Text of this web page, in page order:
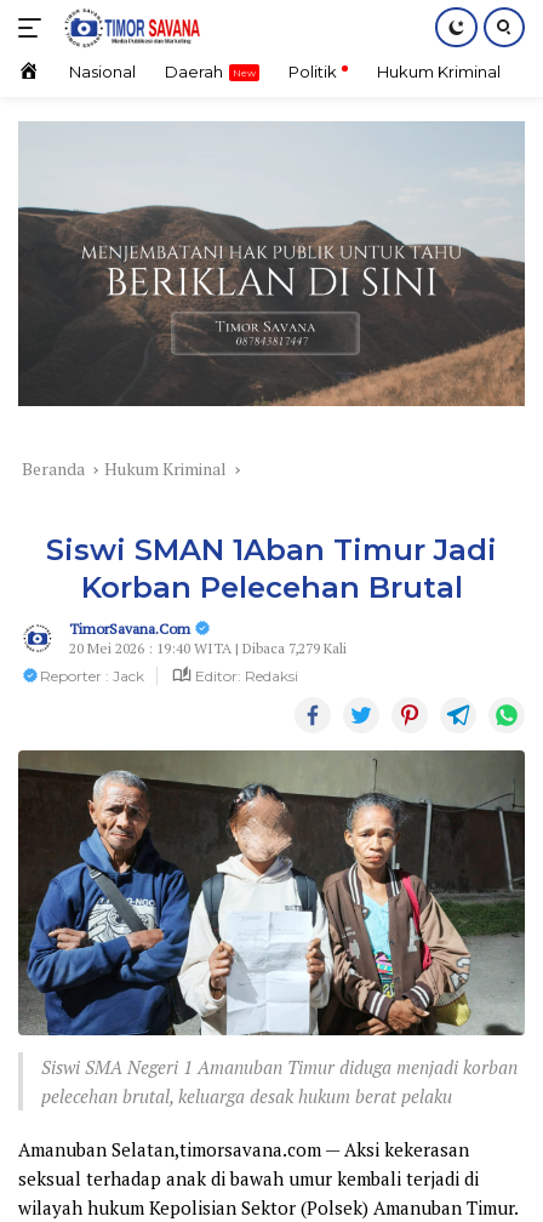
Langsung
konten HomeNasional Daerah Politik Hukum Kriminal
Beranda Hukum Kriminal
Siswi SMAN 1Aban Timur Jadi
Korban Pelecehan Brutal
TimorSavana.Com
20 Mei 2026 : 19:40 WITA | Dibaca 7,279 Kali
Reporter : Jack
Editor: Redaksi
Siswi SMA Negeri 1 Amanuban Timur diduga menjadi korban
pelecehan brutal, keluarga desak hukum berat pelaku
Amanuban Selatan,timorsavana.com — Aksi kekerasan
seksual terhadap anak di bawah umur kembali terjadi di
wilayah hukum Kepolisian Sektor (Polsek) Amanuban Timur.